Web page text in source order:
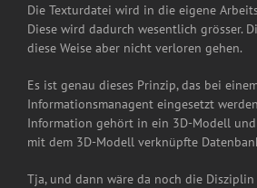
Die Texturdatei wird in die eigene
Diese wird dadurch wesentlich grösser.
diese Weise aber nicht verloren gehen.
Es ist genau dieses Prinzip, das bei
Informationsmanagent eingesetzt
Information gehört in ein 3D-Modell
mit dem 3D-Modell verknüpfte
Tja, und dann wäre da noch die